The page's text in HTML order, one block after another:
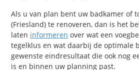
Als u van plan bent uw badkamer of
(Friesland) te renoveren, dan is het
laten informeren over wat een
tegelklus en wat daarbij de optimale
gewenste eindresultaat die ook nog
is en binnen uw planning past.